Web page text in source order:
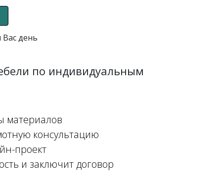
Вас день
по индивидуальным
материалов
консультацию
проект
и заключит договор